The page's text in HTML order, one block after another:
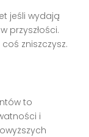
jeśli wydają
przyszłości.
zniszczysz.
to
i